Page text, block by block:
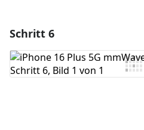
Kommentar hinzufügen
Schritt 6